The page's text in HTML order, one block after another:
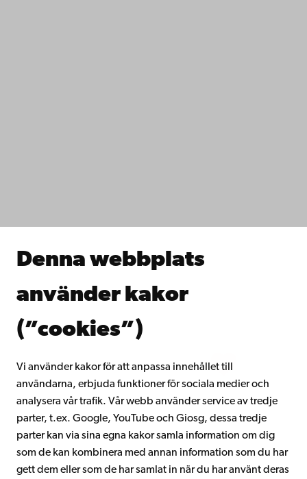
Denna webbplats
använder kakor
(”cookies”)
Vi använder kakor för att anpassa innehållet till
användarna, erbjuda funktioner för sociala medier och
analysera vår trafik. Vår webb använder service av tredje
parter, t.ex. Google, YouTube och Giosg, dessa tredje
parter kan via sina egna kakor samla information om dig
som de kan kombinera med annan information som du har
gett dem eller som de har samlat in när du har använt deras
Samarbeta med oss
Kontinuerligt lärande
Gå med i Åbo Akademis alumnnätverk
Intranätet
Facebook InstagramYouTube LinkedIn Blog Snapchat